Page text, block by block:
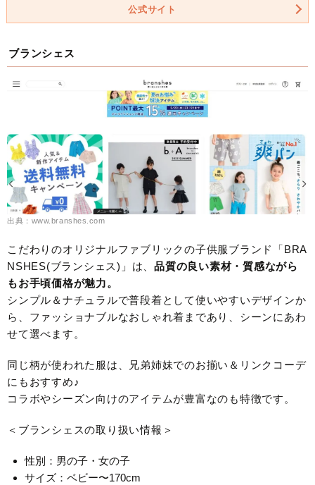
公式サイト
ブランシェス
出典：www.branshes.com
こだわりのオリジナルファブリックの子供服ブランド「BRA
NSHES(ブランシェス)」は、 品質の良い素材・質感ながら
もお手頃価格が魅力。
シンプル＆ナチュラルで普段着として使いやすいデザインか
ら、ファッショナブルなおしゃれ着まであり、シーンにあわ
せて選べます。
同じ柄が使われた服は、兄弟姉妹でのお揃い＆リンクコーデ
にもおすすめ♪
コラボやシーズン向けのアイテムが豊富なのも特徴です。
＜ブランシェスの取り扱い情報＞
性別：男の子・女の子
サイズ：ベビー〜170cm